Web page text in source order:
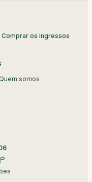
Comprar os ingressos
Quem somos